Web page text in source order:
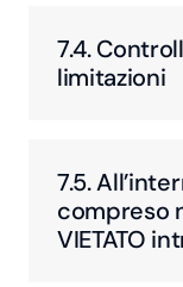
7.4.
limitazioni
7.5.
compreso
VIETATO